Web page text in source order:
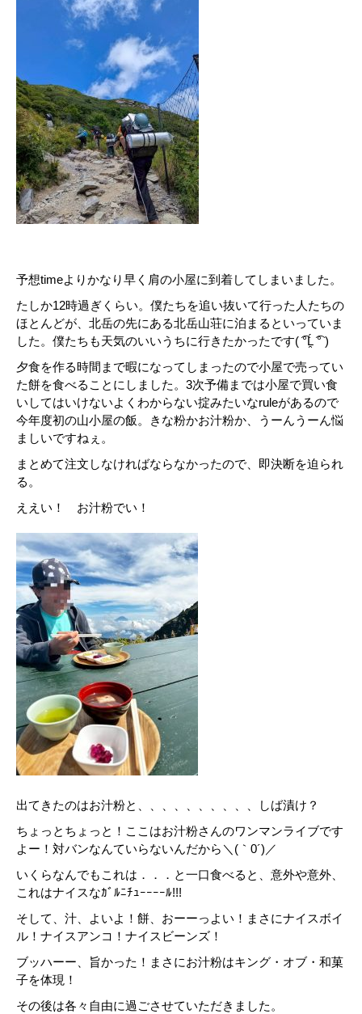
予想timeよりかなり早く肩の小屋に到着してしまいました。
たしか12時過ぎくらい。僕たちを追い抜いて行った人たちの
ほとんどが、北岳の先にある北岳山荘に泊まるといっていま
した。僕たちも天気のいいうちに行きたかったです( ͡°Ĺ̯ ͡° )
夕食を作る時間まで暇になってしまったので小屋で売ってい
た餅を食べることにしました。3次予備までは小屋で買い食
いしてはいけないよくわからない掟みたいなruleがあるので
今年度初の山小屋の飯。きな粉かお汁粉か、うーんうーん悩
ましいですねぇ。
まとめて注文しなければならなかったので、即決断を迫られ
る。
ええい！ お汁粉でい！
出てきたのはお汁粉と、、、、、、、、、、しば漬け？
ちょっとちょっと！ここはお汁粉さんのワンマンライブです
よー！対バンなんていらないんだから＼(｀0´)／
いくらなんでもこれは．．．と一口食べると、意外や意外、
これはナイスなｶﾞﾙﾆﾁｭｰｰｰｰﾙ!!!
そして、汁、よいよ！餅、おーーっよい！まさにナイスボイ
ル！ナイスアンコ！ナイスビーンズ！
ブッハーー、旨かった！まさにお汁粉はキング・オブ・和菓
子を体現！
その後は各々自由に過ごさせていただきました。